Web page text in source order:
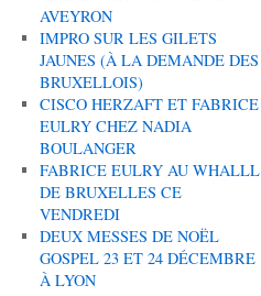
AVEYRON
IMPRO SUR LES GILETS
JAUNES (À LA DEMANDE DES
BRUXELLOIS)
CISCO HERZAFT ET FABRICE
EULRY CHEZ NADIA
BOULANGER
FABRICE EULRY AU WHALLL
DE BRUXELLES CE
VENDREDI
DEUX MESSES DE NOËL
GOSPEL 23 ET 24 DÉCEMBRE
À LYON